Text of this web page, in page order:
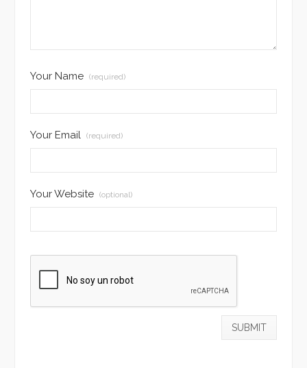
Your Name (required)
Your Email (required)
Your Website (optional)